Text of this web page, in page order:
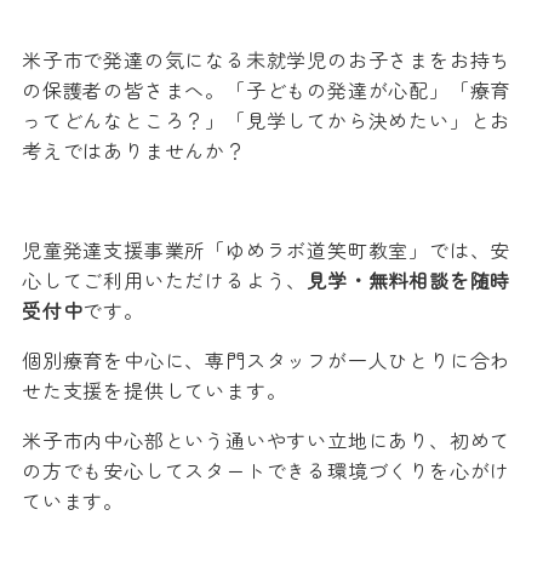
米子市で発達の気になる未就学児のお子さまをお持ち
の保護者の皆さまへ。「子どもの発達が心配」「療育
ってどんなところ？」「見学してから決めたい」とお
考えではありませんか？
児童発達支援事業所「ゆめラボ道笑町教室」では、安
心してご利用いただけるよう、 見学・無料相談を随時
受付中です。
個別療育を中心に、専門スタッフが一人ひとりに合わ
せた支援を提供しています。
米子市内中心部という通いやすい立地にあり、初めて
の方でも安心してスタートできる環境づくりを心がけ
ています。